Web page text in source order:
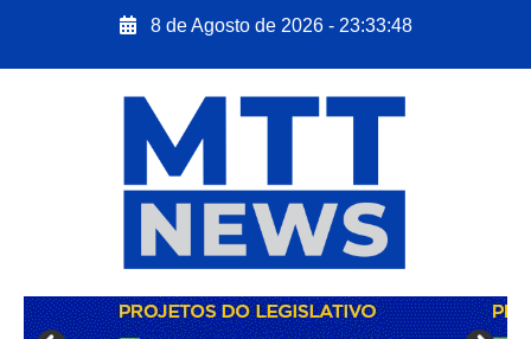
8 de Agosto de 2026 - 23:33:49